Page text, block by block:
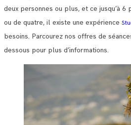
deux personnes ou plus, et ce jusqu’à 6
ou de quatre, il existe une expérience
besoins. Parcourez nos offres de
dessous pour plus d’informations.